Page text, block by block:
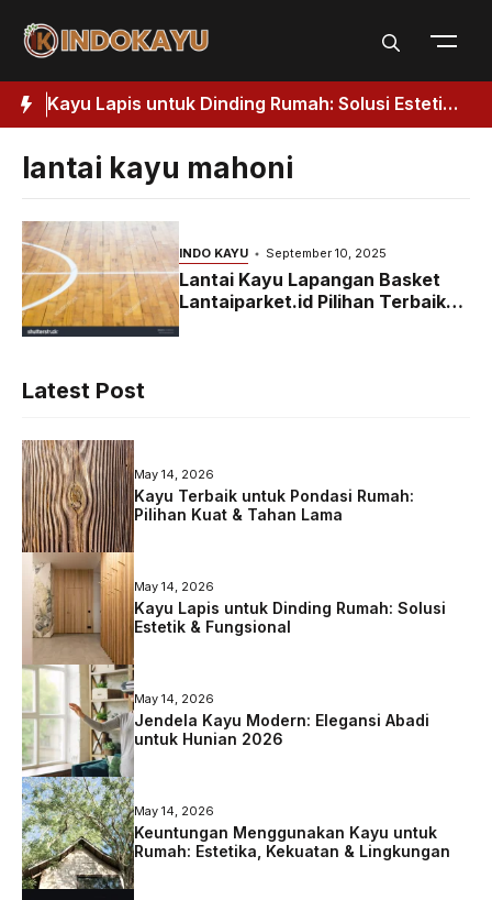
Kayu Lapis untuk Dinding Rumah: Solusi Estetik
& Fungsional
lantai kayu mahoni
INDO KAYU September 10, 2025
Lantai Kayu Lapangan Basket
Lantaiparket.id Pilihan Terbaik
untuk Keindahan dan Kinerja
Latest Post
May 14, 2026
Kayu Terbaik untuk Pondasi Rumah:
Pilihan Kuat & Tahan Lama
May 14, 2026
Kayu Lapis untuk Dinding Rumah: Solusi
Estetik & Fungsional
May 14, 2026
Jendela Kayu Modern: Elegansi Abadi
untuk Hunian 2026
May 14, 2026
Keuntungan Menggunakan Kayu untuk
Rumah: Estetika, Kekuatan & Lingkungan